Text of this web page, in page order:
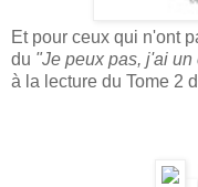
Et pour ceux qui n'ont
du "Je peux pas, j'ai
à la lecture du Tome 2